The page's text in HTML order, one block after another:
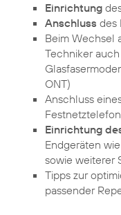
Einrichtung
Anschluss des
Beim Wechsel
Techniker
ONT)
Anschluss
Einrichtung
Endgeräten
sowie weiterer
Tipps zur
passender